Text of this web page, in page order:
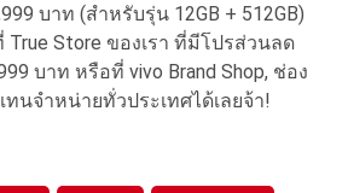
บาท (สำหรับรุ่น 12GB + 512GB)
Store ของเรา ที่มีโปรส่วนลด
บาท หรือที่ vivo Brand Shop, ช่อง
นจำหน่ายทั่วประเทศได้เลยจ้า!